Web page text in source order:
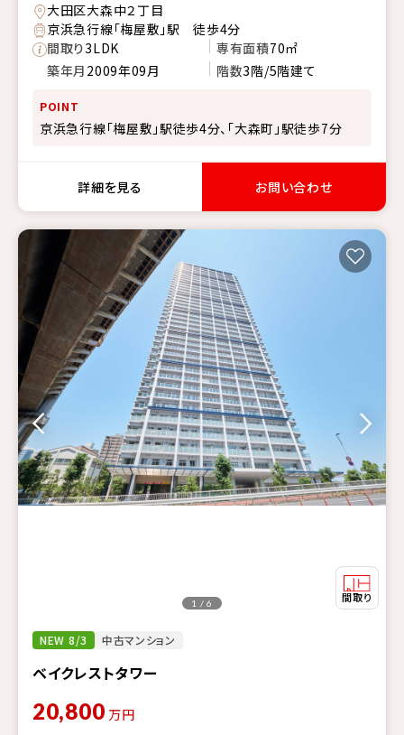
大田区大森中２丁目
京浜急行線「梅屋敷」駅 徒歩4分
間取り3LDK 専有面積70㎡
築年月 2009年09月 階数3階/5階建て
POINT
京浜急行線「梅屋敷」駅徒歩4分、「大森町」駅徒歩7分
詳細を見る お問い合わせ
NEW 8/3 中古マンション
ベイクレストタワー
1 / 6
20,800 万円